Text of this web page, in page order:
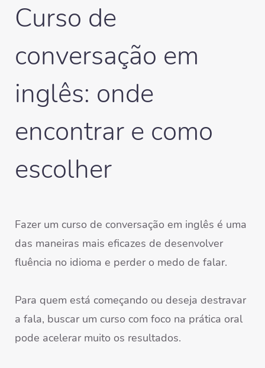
Curso de
conversação em
inglês: onde
encontrar e como
escolher
Fazer um curso de conversação em inglês é uma
das maneiras mais eficazes de desenvolver
fluência no idioma e perder o medo de falar.
Para quem está começando ou deseja destravar
a fala, buscar um curso com foco na prática oral
pode acelerar muito os resultados.